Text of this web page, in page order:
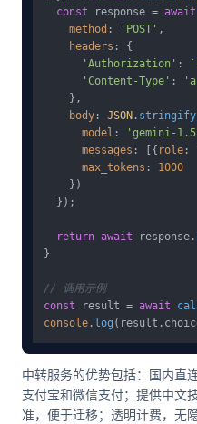
const response = await
method : 'POST' ,
headers : {
'Authorization' :
'Content-Type' :
    },
body : JSON . stringify
model : 'gemini-
messages : [{ role :
max_tokens : 1000
    })
  });
return await response.
}
// 调用示例
const result = await
console . log (result.
中转服务的优势包括：国内直
支付宝和微信支付；提供中文
准，便于迁移；透明计费，无